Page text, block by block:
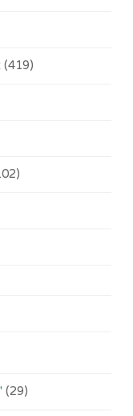
(419)
(29)